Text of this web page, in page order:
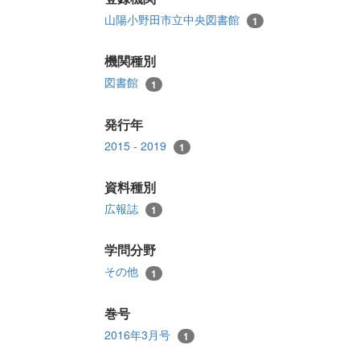
山陽小野田市立中央図書館 1
機関種別
図書館 1
発行年
2015 - 2019 1
資料種別
広報誌 1
学問分野
その他 1
巻号
2016年3月号 1